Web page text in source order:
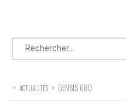
Rechercher :
> ACTUALITÉS > GENSIS G80